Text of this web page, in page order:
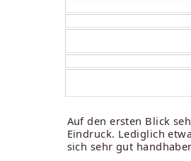
Auf den ersten Blick
Eindruck. Lediglich
sich sehr gut